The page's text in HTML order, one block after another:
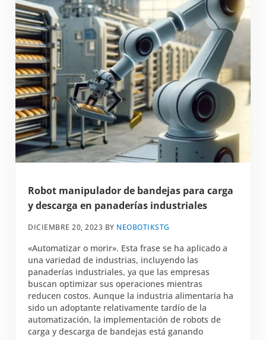
Robot manipulador de bandejas para carga
y descarga en panaderías industriales
DICIEMBRE 20, 2023 BY NEOBOTIKSTG
«Automatizar o morir». Esta frase se ha aplicado a
una variedad de industrias, incluyendo las
panaderías industriales, ya que las empresas
buscan optimizar sus operaciones mientras
reducen costos. Aunque la industria alimentaria ha
sido un adoptante relativamente tardío de la
automatización, la implementación de robots de
carga y descarga de bandejas está ganando